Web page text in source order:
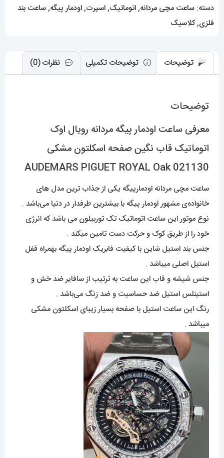
اسکلتون
AUDEMARS
PIGUET
Oak
دسته: ساعت مچی مردانه,اتوماتیک,اسپرت,اودمار پیگه,ساعت بند
فلزی,کلاسیک
توضیحات توضیحات تکمیلی نظرات (0)
توضیحات
معرفی ساعت اودمار پیگه مردانه رویال اوک
اتوماتیک قاب نگین صفحه اسکلتون مشکی
AUDEMARS PIGUET ROYAL Oak 021130
ساعت مچی مردانه اودمارپیگه یکی از جذاب ترین مدل های
خانواده‌ی مشهور اودمار پیگه با بیشترین طرفدار در دنیا می‌باشد .
نوع موتور این ساعت اتوماتیک تک توربیلون می باشد که انرژی
خود را از طریق کوک و حرکت دست تامین میکند .
جنس بند استیل شاین با کیفیت فابریک اودمار پیگه بهمراه قفل
استیل اصلی میباشد .
جنس شیشه و قاب این ساعت به ترتیب از سافایر ضد خش و
استینلس استیل ضد حساسیت و ضد زنگ می‌باشد .
رنگ این ساعت استیل با صفحه بسیار زیبای اسکلتون مشکی
میباشد .